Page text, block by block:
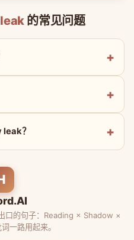
的常见问题
？
口的句子：Reading × Shadow ×
一路用起来。